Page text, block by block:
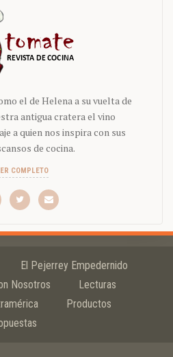
el de Helena a su vuelta de
antigua cratera el vino
a quien nos inspira con sus
de cocina.
COMPLETO
El Pejerrey Empedernido
Nosotros
Lecturas
Productos